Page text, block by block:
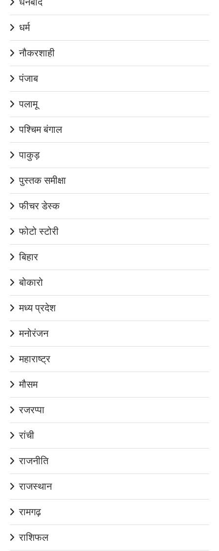
धर्म
नौकरशाही
पंजाब
पलामू
पश्चिम बंगाल
पाकुड़
पुस्तक समीक्षा
फीचर डेस्क
फोटो स्टोरी
बिहार
बोकारो
मध्य प्रदेश
मनोरंजन
महाराष्ट्र
मौसम
रजरप्पा
रांची
राजनीति
राजस्थान
रामगढ़
राशिफल